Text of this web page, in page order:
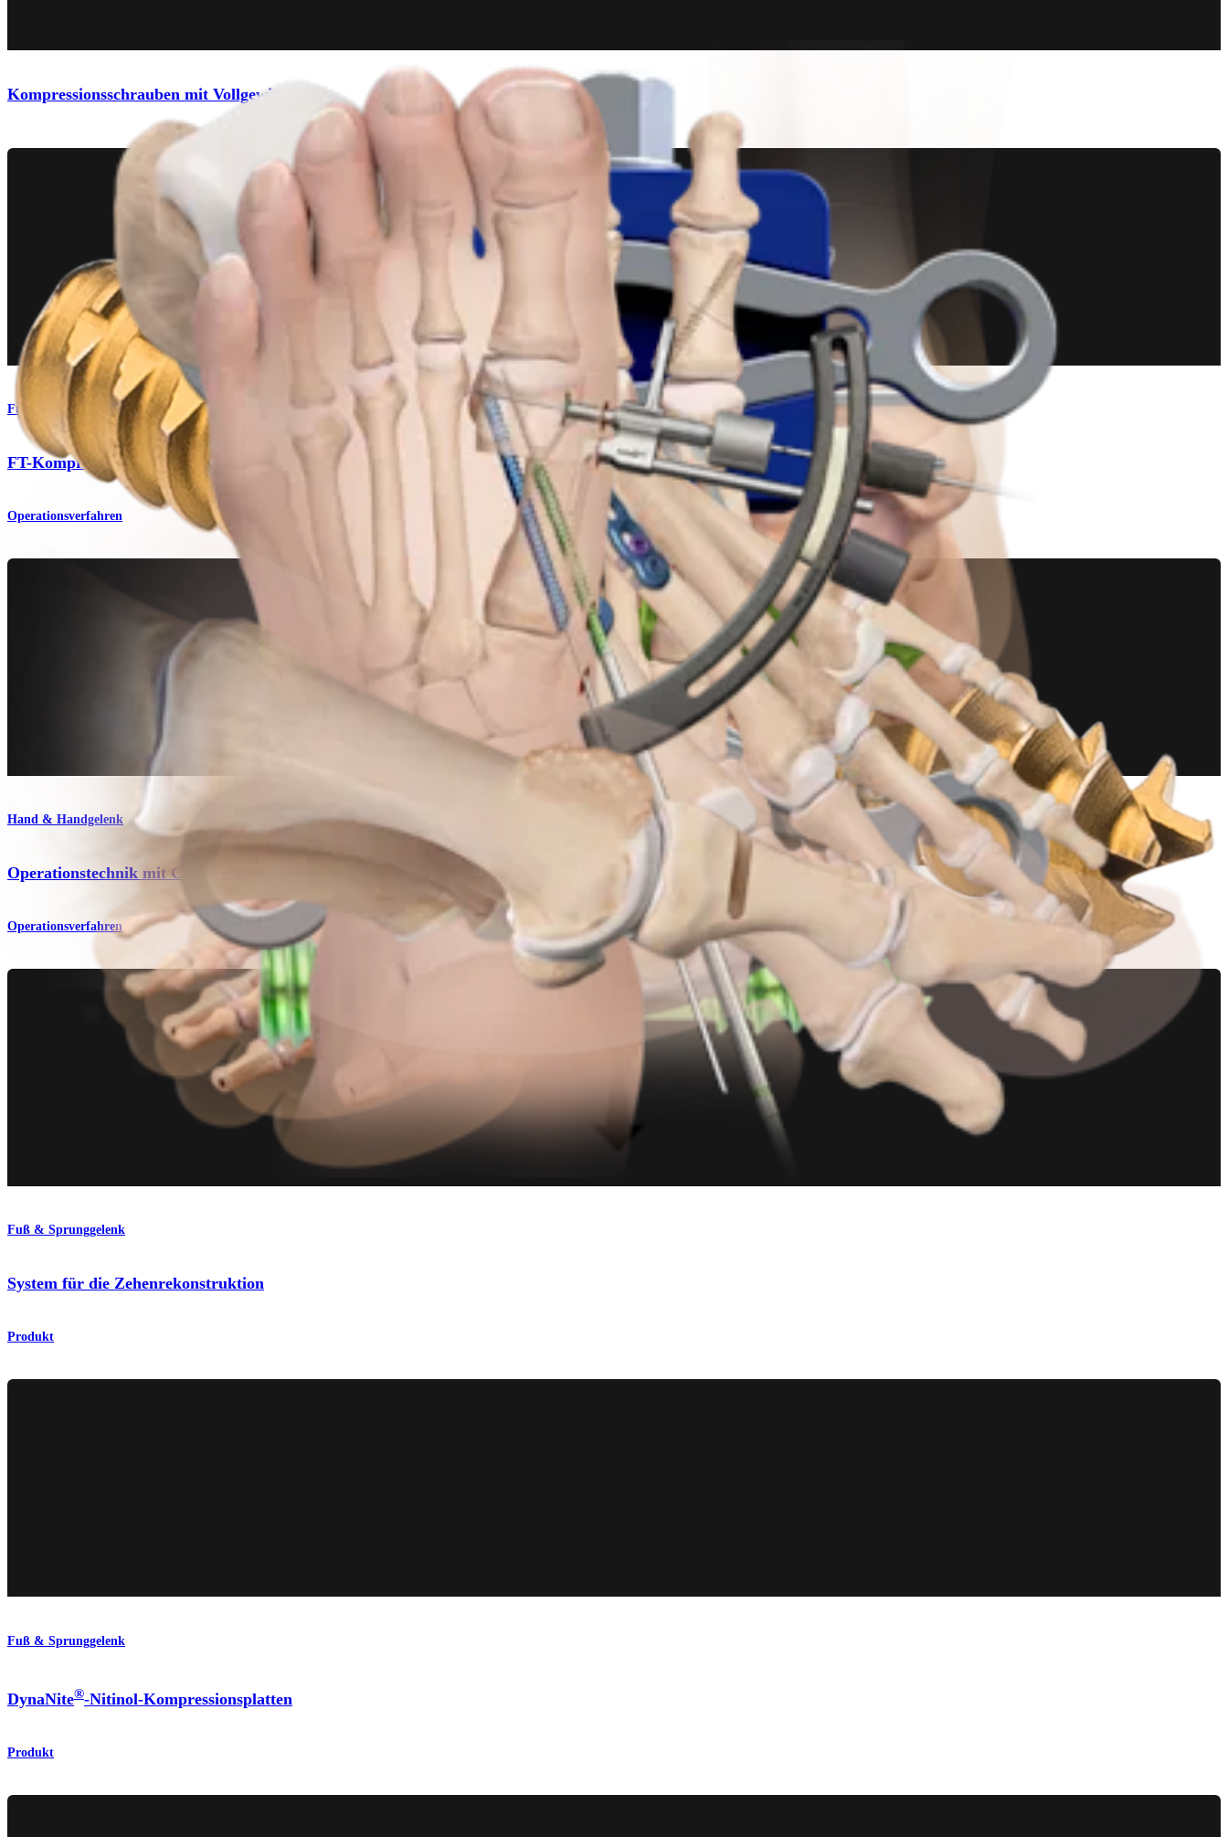
Kompressionsschrauben mit Vollgewinde
Fuß & Sprunggelenk
FT-Kompressionsschrauben mit Vollgewinde
Operationsverfahren
Hand & Handgelenk
Operationstechnik mit Compression FT-Schrauben
Operationsverfahren
Fuß & Sprunggelenk
System für die Zehenrekonstruktion
Produkt
Fuß & Sprunggelenk
DynaNite®-Nitinol-Kompressionsplatten
Produkt